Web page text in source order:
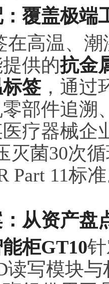
覆盖极端
在高温、
供的抗金
签，通过
部件追溯
疗器械企
灭菌30次
Part 11标
从资产盘
柜GT10
读写模块